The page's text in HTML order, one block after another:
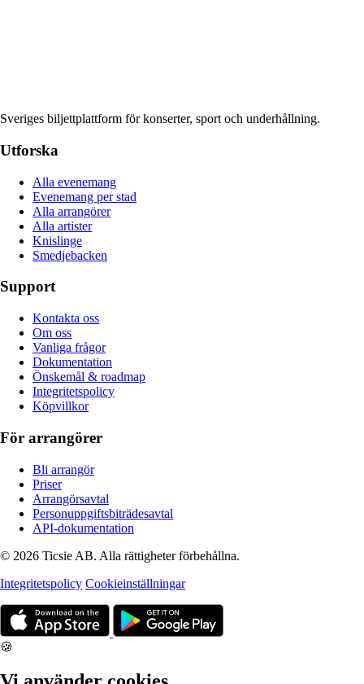
Sveriges biljettplattform för konserter, sport och underhållning.
Utforska
Alla evenemang
Evenemang per stad
Alla arrangörer
Alla artister
Knislinge
Smedjebacken
Support
Kontakta oss
Om oss
Vanliga frågor
Dokumentation
Önskemål & roadmap
Integritetspolicy
Köpvillkor
För arrangörer
Bli arrangör
Priser
Arrangörsavtal
Personuppgiftsbiträdesavtal
API-dokumentation
© 2026 Ticsie AB. Alla rättigheter förbehållna.
Integritetspolicy Cookieinställningar
🍪